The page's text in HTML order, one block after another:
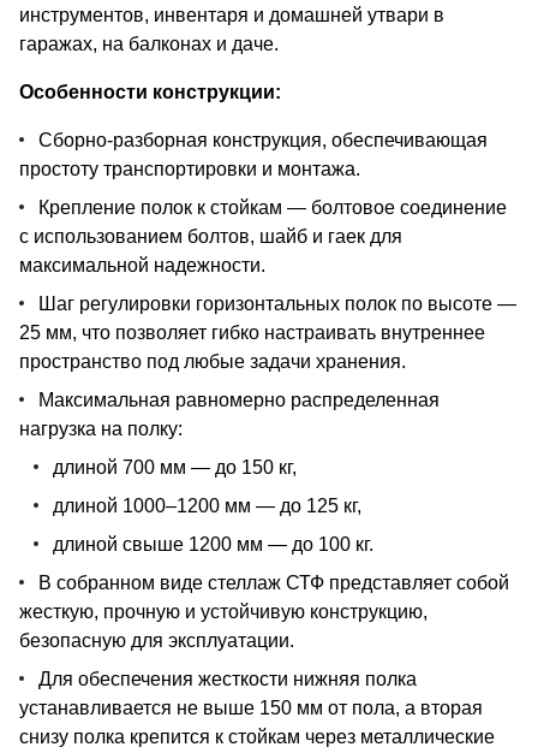
инструментов, инвентаря и домашней утвари в
гаражах, на балконах и даче.
Особенности конструкции:
Сборно-разборная конструкция, обеспечивающая
простоту транспортировки и монтажа.
Крепление полок к стойкам — болтовое соединение
с использованием болтов, шайб и гаек для
максимальной надежности.
Шаг регулировки горизонтальных полок по высоте —
25 мм, что позволяет гибко настраивать внутреннее
пространство под любые задачи хранения.
Максимальная равномерно распределенная
нагрузка на полку:
длиной 700 мм — до 150 кг,
длиной 1000–1200 мм — до 125 кг,
длиной свыше 1200 мм — до 100 кг.
В собранном виде стеллаж СТФ представляет собой
жесткую, прочную и устойчивую конструкцию,
безопасную для эксплуатации.
Для обеспечения жесткости нижняя полка
устанавливается не выше 150 мм от пола, а вторая
снизу полка крепится к стойкам через металлические